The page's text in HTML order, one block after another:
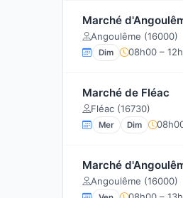
Marché
Angoulême (16000)
Dim 08h00 –
Marché de Fléac
Fléac (16730)
Mer Dim
Marché
Angoulême (16000)